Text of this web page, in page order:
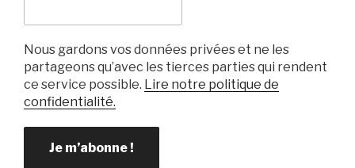
Nous gardons vos données privées et ne les
partageons qu’avec les tierces parties qui rendent
ce service possible. Lire notre politique de
confidentialité.